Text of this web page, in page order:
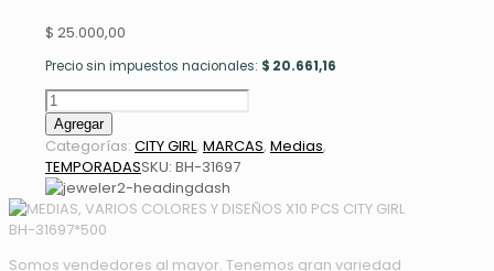
$ 25.000,00
Precio sin impuestos nacionales: $ 20.661,16
MEDIAS,
VARIOS
COLORES
Y
DISEÑOS
X10
PCS
GIRL
Agregar
Categorías: CITY GIRL, MARCAS, Medias,
TEMPORADASSKU: BH-31697
Somos vendedores al mayor. Tenemos gran variedad